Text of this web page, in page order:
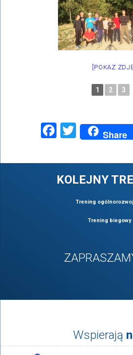
[POKAZ
1 2 3
Facebook
Twitter
Share
KOLEJNY
Trening
Trening biegowy
Wspierają